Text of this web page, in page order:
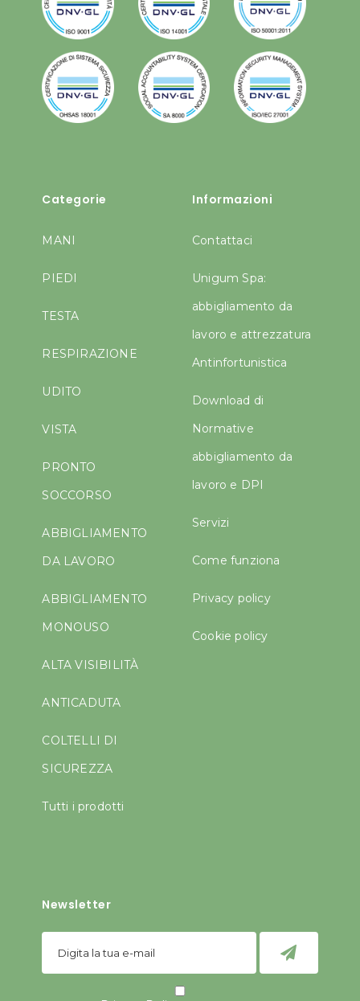
Categorie
MANI
PIEDI
TESTA
RESPIRAZIONE
UDITO
VISTA
PRONTO
SOCCORSO
ABBIGLIAMENTO
DA LAVORO
ABBIGLIAMENTO
MONOUSO
ALTA VISIBILITÀ
ANTICADUTA
COLTELLI DI
SICUREZZA
Tutti i prodotti
Informazioni
Contattaci
Unigum Spa:
abbigliamento da
lavoro e attrezzatura
Antinfortunistica
Download di
Normative
abbigliamento da
lavoro e DPI
Servizi
Come funziona
Privacy policy
Cookie policy
Newsletter